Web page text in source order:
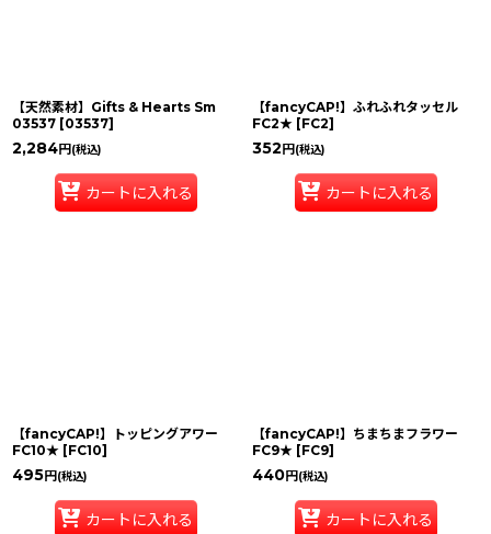
【天然素材】Gifts & Hearts Sm
03537 [03537]
2,284円(税込)
カートに入れる
【fancyCAP!】ふれふれタッセル
FC2★ [FC2]
352円(税込)
カートに入れる
【fancyCAP!】トッピングアワー
FC10★ [FC10]
495円(税込)
カートに入れる
【fancyCAP!】ちまちまフラワー
FC9★ [FC9]
440円(税込)
カートに入れる